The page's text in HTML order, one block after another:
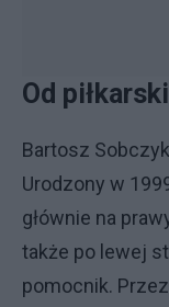
Od
Bartosz
Urodzony w
głównie na
także po lewej
pomocnik.